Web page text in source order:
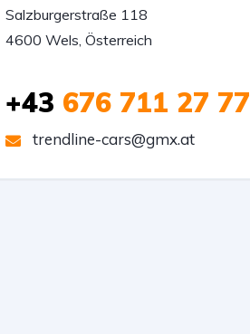
Salzburgerstraße 118
4600 Wels, Österreich
+43 676 711 27 77
trendline-cars@gmx.at